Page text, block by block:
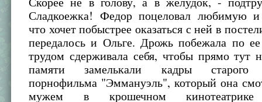
Сладкоежка! Федор поцеловал любимую и
что хочет побыстрее оказаться с ней в
передалось и Ольге. Дрожь побежала по
трудом сдерживала себя, чтобы прямо тут
памяти замелькали кадры старого
порнофильма "Эммануэль", который она
мужем в крошечном кинотеатрике